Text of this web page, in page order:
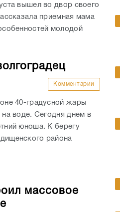
вышел во двор своего
приемная мама
молодой
Комментарии
40-градусной жары
на воде. Сегодня днем в
юноша. К берегу
района
массовое